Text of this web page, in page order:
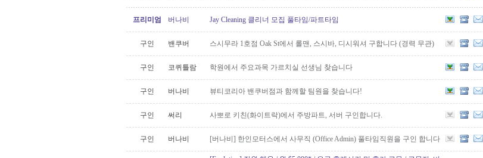
프리미엄 버나비 Jay Cleaning 클리너 모집 풀타임/파트타임
구인 밴쿠버 스시무라 1호점 Oak St에서 롤맨, 스시바, 디시워셔 구합니다 (경력 무관)
구인 코퀴틀람 학원에서 주요과목 가르치실 선생님 찾습니다
구인 버나비 뷰티코리아 밴쿠버점과 함께할 팀원을 찾습니다!
구인 써리 사뽀로 키친(화이트락)에서 주방파트, 서버 구인합니다.
구인 버나비 [버나비] 한인모터스에서 사무직 (Office Admin) 풀타임직원을 구인 합니다